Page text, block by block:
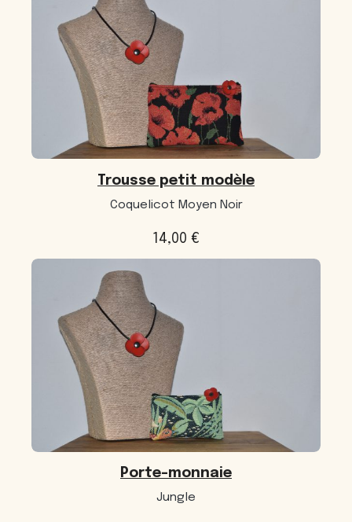
Trousse petit modèle
Coquelicot Moyen Noir
14,00 €
Porte-monnaie
Jungle